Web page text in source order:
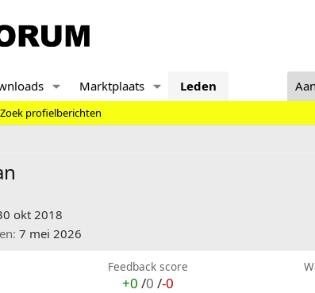
Marktplaats Leden
Zoek profielberichten
okt 2018
7 mei 2026
Feedback score
+0 /0 /-0